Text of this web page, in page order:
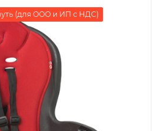
(для ООО и ИП с НДС)